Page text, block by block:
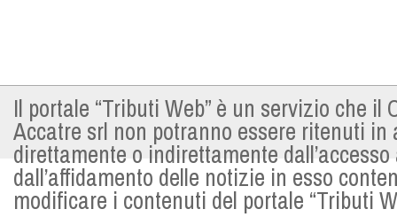
Il portale “Tributi Web” è un servizio che
Accatre srl non potranno essere ritenuti
direttamente o indirettamente
dall’affidamento delle notizie in esso
modificare i contenuti del portale “Tributi